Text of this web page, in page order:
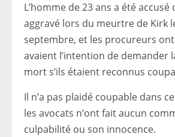
L’homme de 23 ans a été
aggravé lors du meurtre de Kirk
septembre, et les procureurs ont
avaient l’intention de demander
mort s’ils étaient reconnus
Il n’a pas plaidé coupable dans
les avocats n’ont fait aucun
culpabilité ou son innocence.